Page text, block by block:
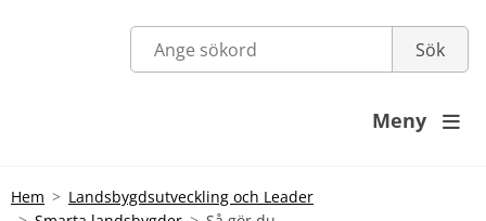
Meny 
Hem
Landsbygdsutveckling och Leader